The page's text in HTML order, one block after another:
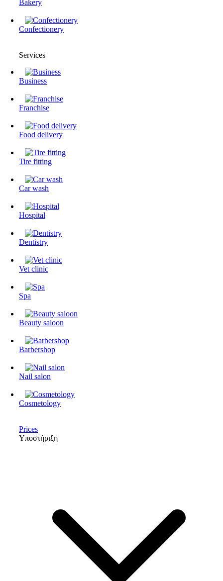
Bakery
Confectionery
Services
Business
Franchise
Food delivery
Tire fitting
Сar wash
Hospital
Dentistry
Vet clinic
Spa
Beauty saloon
Barbershop
Nail salon
Cosmetology
Prices
Υποστήριξη